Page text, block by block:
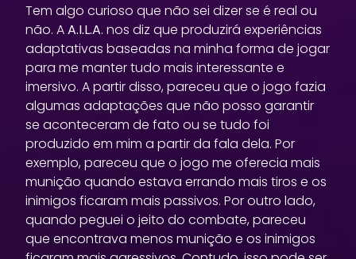
Tem algo curioso que não sei dizer se é real ou
não. AA.I.L.A. nos diz que produzirá experiências
adaptativas baseadas na minha forma de jogar
para me manter tudo mais interessante e
imersivo. A partir disso, pareceu que o jogo fazia
algumas adaptações que não posso garantir
se aconteceram de fato ou se tudo foi
produzido em mim a partir da fala dela. Por
exemplo, pareceu que o jogo me oferecia mais
munição quando estava errando mais tiros e os
inimigos ficaram mais passivos. Por outro lado,
quando peguei o jeito do combate, pareceu
que encontrava menos munição e os inimigos